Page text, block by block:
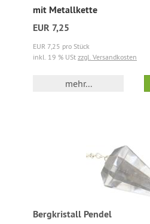
mit Metallkette
EUR 7,25
EUR 7,25 pro Stück
inkl. 19 % USt zzgl. Versandkosten
mehr...
Bergkristall Pendel